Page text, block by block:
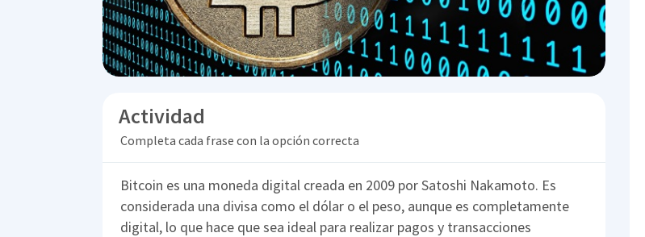
Actividad
Completa cada frase con la opción correcta
Bitcoin es una moneda digital creada en 2009 por Satoshi Nakamoto. Es
considerada una divisa como el dólar o el peso, aunque es completamente
digital, lo que hace que sea ideal para realizar pagos y transacciones